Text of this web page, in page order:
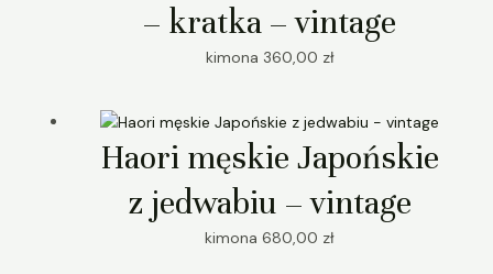
– kratka – vintage
kimona 360,00 zł
Haori męskie Japońskie
z jedwabiu – vintage
kimona 680,00 zł